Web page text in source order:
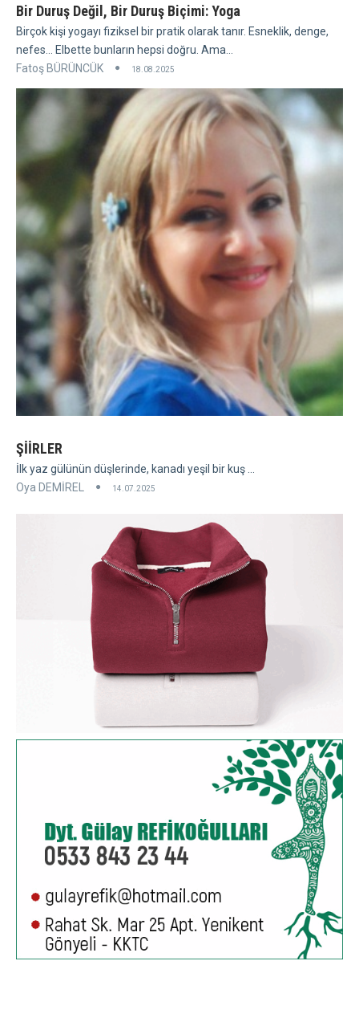
Bir Duruş Değil, Bir Duruş Biçimi: Yoga
Birçok kişi yogayı fiziksel bir pratik olarak tanır. Esneklik, denge,
nefes... Elbette bunların hepsi doğru. Ama...
Fatoş BÜRÜNCÜK
18.08.2025
ŞİİRLER
İlk yaz gülünün düşlerinde, kanadı yeşil bir kuş ...
Oya DEMİREL
14.07.2025